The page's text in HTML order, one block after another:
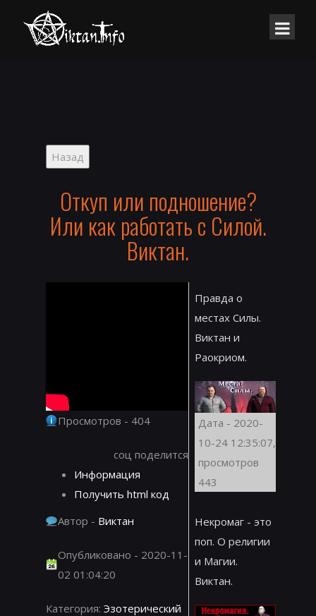
Откуп или подношение?
Или как работать с Силой.
Виктан.
Просмотров - 404
соц поделится
Информация
Получить html код
Автор - Виктан
Опубликовано - 2020-11-
02 01:04:20
Категория: Эзотерический
Правда о
местах Силы.
Виктан и
Раокриом.
Дата - 2020-
10-24 12:35:07,
просмотров
443
Некромаг - это
поп. О религии
и Магии.
Виктан.